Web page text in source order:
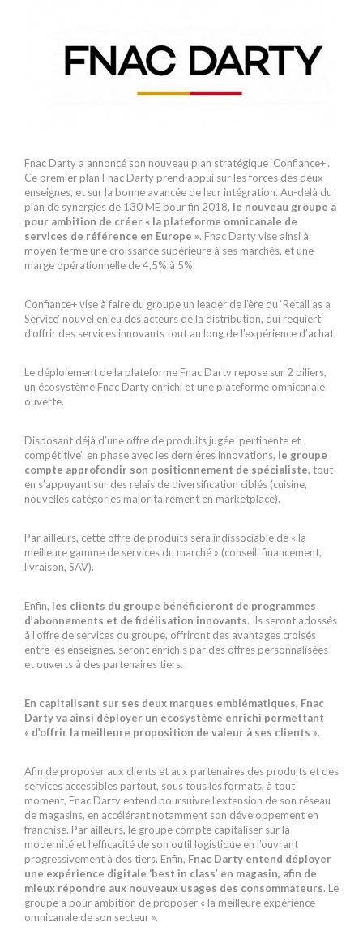
Fnac Darty a annoncé son nouveau plan stratégique ‘Confiance+’.
Ce premier plan Fnac Darty prend appui sur les forces des deux
enseignes, et sur la bonne avancée de leur intégration. Au-delà du
plan de synergies de 130 ME pour fin 2018, le nouveau groupe a
pour ambition de créer « la plateforme omnicanale de
services de référence en Europe ». Fnac Darty vise ainsi à
moyen terme une croissance supérieure à ses marchés, et une
marge opérationnelle de 4,5% à 5%.
Confiance+ vise à faire du groupe un leader de l’ère du ‘Retail as a
Service’ nouvel enjeu des acteurs de la distribution, qui requiert
d’offrir des services innovants tout au long de l’expérience d’achat.
Le déploiement de la plateforme Fnac Darty repose sur 2 piliers,
un écosystème Fnac Darty enrichi et une plateforme omnicanale
ouverte.
Disposant déjà d’une offre de produits jugée ‘pertinente et
compétitive’, en phase avec les dernières innovations, le groupe
compte approfondir son positionnement de spécialiste, tout
en s’appuyant sur des relais de diversification ciblés (cuisine,
nouvelles catégories majoritairement en marketplace).
Par ailleurs, cette offre de produits sera indissociable de « la
meilleure gamme de services du marché » (conseil, financement,
livraison, SAV).
Enfin, les clients du groupe bénéficieront de programmes
d’abonnements et de fidélisation innovants. Ils seront adossés
à l’offre de services du groupe, offriront des avantages croisés
entre les enseignes, seront enrichis par des offres personnalisées
et ouverts à des partenaires tiers.
En capitalisant sur ses deux marques emblématiques, Fnac
Darty va ainsi déployer un écosystème enrichi permettant
« d’offrir la meilleure proposition de valeur à ses clients ».
Afin de proposer aux clients et aux partenaires des produits et des
services accessibles partout, sous tous les formats, à tout
moment, Fnac Darty entend poursuivre l’extension de son réseau
de magasins, en accélérant notamment son développement en
franchise. Par ailleurs, le groupe compte capitaliser sur la
modernité et l’efficacité de son outil logistique en l’ouvrant
progressivement à des tiers. Enfin, Fnac Darty entend déployer
une expérience digitale ‘best in class’ en magasin, afin de
mieux répondre aux nouveaux usages des consommateurs. Le
groupe a pour ambition de proposer « la meilleure expérience
omnicanale de son secteur ».